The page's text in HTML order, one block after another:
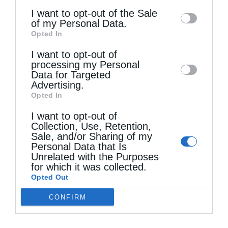
information may also be disclosed by us to
third parties on theIAB’s List of
Downstream Participants
disclose it to other third parties.
I want to opt-out of the Sale
of my Personal Data.
Opted In
I want to opt-out of
processing my Personal
Data for Targeted
Advertising.
Opted In
I want to opt-out of
Collection, Use, Retention,
Sale, and/or Sharing of my
Personal Data that Is
Unrelated with the Purposes
for which it was collected.
Opted Out
CONFIRM
φέρη το τυρί και το κρέας (τσι, τσι!), και τότε
να ιδής χαρές ο Βαγγελινός, σαν ακούση κρα,
κρα! την κουρούνα να χτυπά το παραθύρι.
Πάρε Βαγγελινέ το τυρί, πάρε και το τσι-τσι,
να φάτε!» Και ο μικρός εψέλλιζε και αυτός,
συνάπτων τας χείρας, δακτύλους μεταξύ
δακτύλων, κατά το υπόδειγμα της μητρός,
εμιμείτο την ειρεσίαν των πτερών της
κουρούνας, το δε παιδίον της γειτόνισσας
της Μηλιάς, εξαετές, άνιπτον, ρακένδυτον,
οκλάζον εις μίαν γωνίαν, κρατούν την